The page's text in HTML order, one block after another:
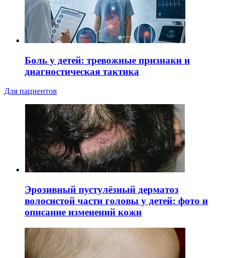
Боль у детей: тревожные признаки и
диагностическая тактика
Для пациентов
Эрозивный пустулёзный дерматоз
волосистой части головы у детей: фото и
описание изменений кожи